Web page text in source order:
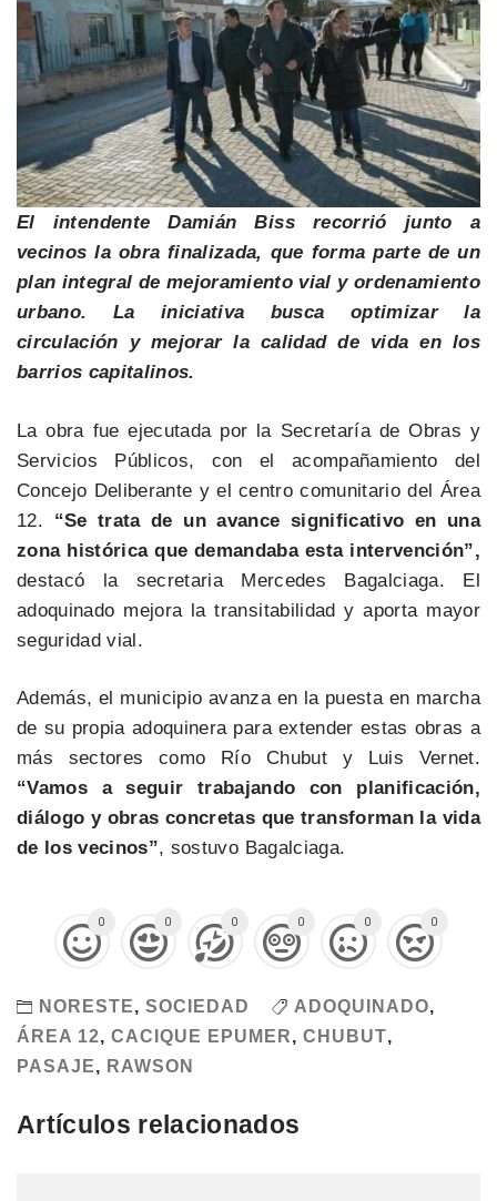
El intendente Damián Biss recorrió junto a
vecinos la obra finalizada, que forma parte de un
plan integral de mejoramiento vial y ordenamiento
urbano. La iniciativa busca optimizar la
circulación y mejorar la calidad de vida en los
barrios capitalinos.
La obra fue ejecutada por la Secretaría de Obras y
Servicios Públicos, con el acompañamiento del
Concejo Deliberante y el centro comunitario del Área
12. “Se trata de un avance significativo en una
zona histórica que demandaba esta intervención”,
destacó la secretaria Mercedes Bagalciaga. El
adoquinado mejora la transitabilidad y aporta mayor
seguridad vial.
Además, el municipio avanza en la puesta en marcha
de su propia adoquinera para extender estas obras a
más sectores como Río Chubut y Luis Vernet.
“Vamos a seguir trabajando con planificación,
diálogo y obras concretas que transforman la vida
de los vecinos”, sostuvo Bagalciaga.
0 0 0 0 0 0
NORESTE, SOCIEDAD ADOQUINADO,
ÁREA 12, CACIQUE EPUMER, CHUBUT,
PASAJE, RAWSON
Artículos relacionados